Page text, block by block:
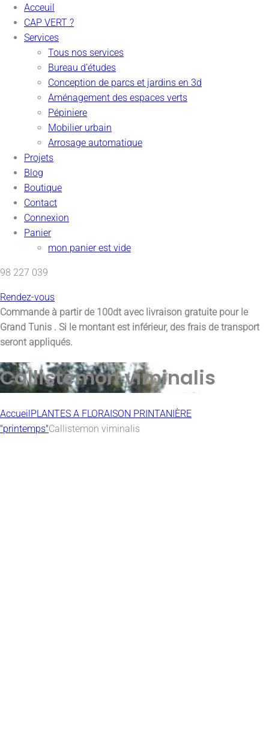
Acceuil
CAP VERT ?
Services
Tous nos services
Bureau d’études
Conception de parcs et jardins en 3d
Aménagement des espaces verts
Pépiniere
Mobilier urbain
Arrosage automatique
Projets
Blog
Boutique
Contact
Connexion
Panier
mon panier est vide
98 227 039
Rendez-vous
Commande à partir de 100dt avec livraison gratuite pour le
Grand Tunis . Si le montant est inférieur, des frais de transport
seront appliqués.
Callistemon viminalis
AccueilPLANTES A FLORAISON PRINTANIÈRE
"printemps"Callistemon viminalis